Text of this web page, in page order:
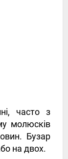
часто з
молюсків
Бузар
на двох.